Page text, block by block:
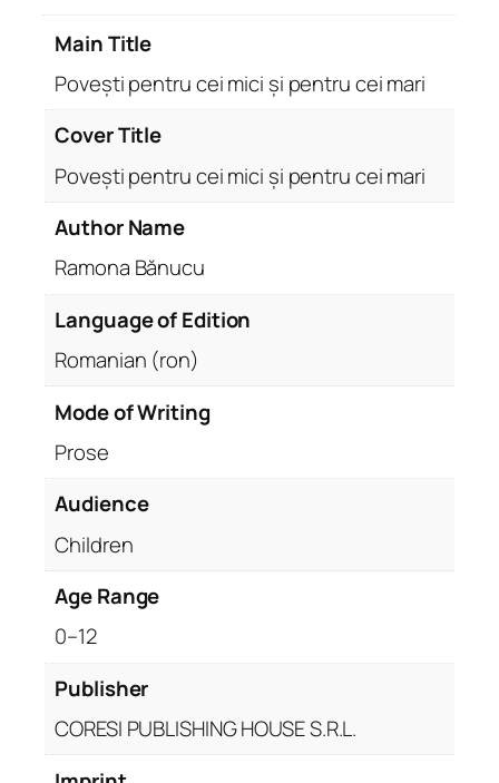
i
m
c
t
c
m
q
n
Main Title
Povești pentru cei mici și pentru cei mari
Cover Title
Povești pentru cei mici și pentru cei mari
Author Name
Ramona Bănucu
Language of Edition
Romanian (ron)
Mode of Writing
Prose
Audience
Children
Age Range
0–12
Publisher
CORESI PUBLISHING HOUSE S.R.L.